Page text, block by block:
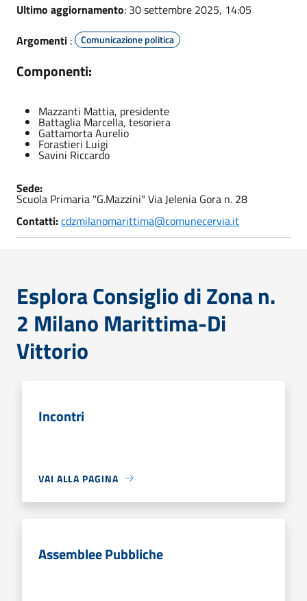
Ultimo aggiornamento: 30 settembre 2025, 14:05
Argomenti : Comunicazione politica
Componenti:
Mazzanti Mattia, presidente
Battaglia Marcella, tesoriera
Gattamorta Aurelio
Forastieri Luigi
Savini Riccardo
Sede:
Scuola Primaria "G.Mazzini" Via Jelenia Gora n. 28
Contatti:cdzmilanomarittima@comunecervia.it
Esplora Consiglio di Zona n.
2 Milano Marittima-Di
Vittorio
Incontri
VAI ALLA PAGINA
Assemblee Pubbliche